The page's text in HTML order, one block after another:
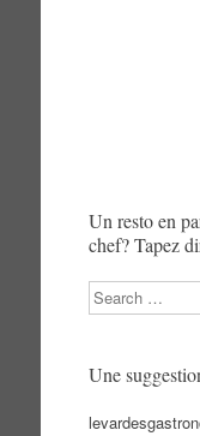
Un resto en
chef? Tapez
Search
Une